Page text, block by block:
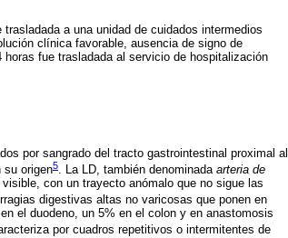
a una unidad de cuidados intermedios
clínica favorable, ausencia de signo de
fue trasladada al servicio de hospitalización
por sangrado del tracto gastrointestinal proximal al
su origen5. La LD, también denominada arteria de
con un trayecto anómalo que no sigue las
digestivas altas no varicosas que ponen en
el duodeno, un 5% en el colon y en anastomosis
por cuadros repetitivos o intermitentes de